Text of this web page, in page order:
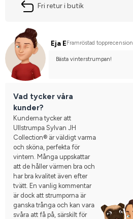
Fri retur i butik
Eja E Framröstad topprecension
Bästa vinterstrumpan!
Vad tycker våra
kunder?
Kunderna tycker att
Ullstrumpa Sylvan JH
Collection® är väldigt varma
och sköna, perfekta för
vintern. Många uppskattar
att de håller värmen bra och
har bra kvalitet även efter
tvätt. En vanlig kommentar
är dock att strumporna är
ganska trånga och kan vara
svåra att få på, särskilt för